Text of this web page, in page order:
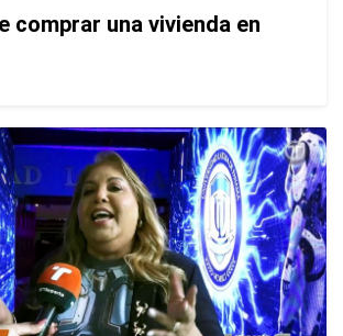
comprar una vivienda en